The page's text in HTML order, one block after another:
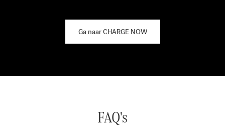
Ga naar CHARGE NOW
FAQ's